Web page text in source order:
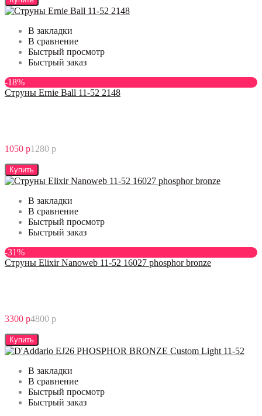
В закладки
В сравнение
Быстрый просмотр
Быстрый заказ
-18%
Струны Ernie Ball 11-52 2148
1050 р1280 р
Купить
В закладки
В сравнение
Быстрый просмотр
Быстрый заказ
-31%
Струны Elixir Nanoweb 11-52 16027 phosphor bronze
3300 р4800 р
Купить
В закладки
В сравнение
Быстрый просмотр
Быстрый заказ